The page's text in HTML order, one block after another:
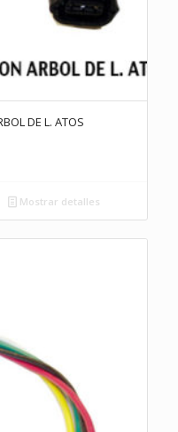
DE L. ATOS
Mostrar detalles